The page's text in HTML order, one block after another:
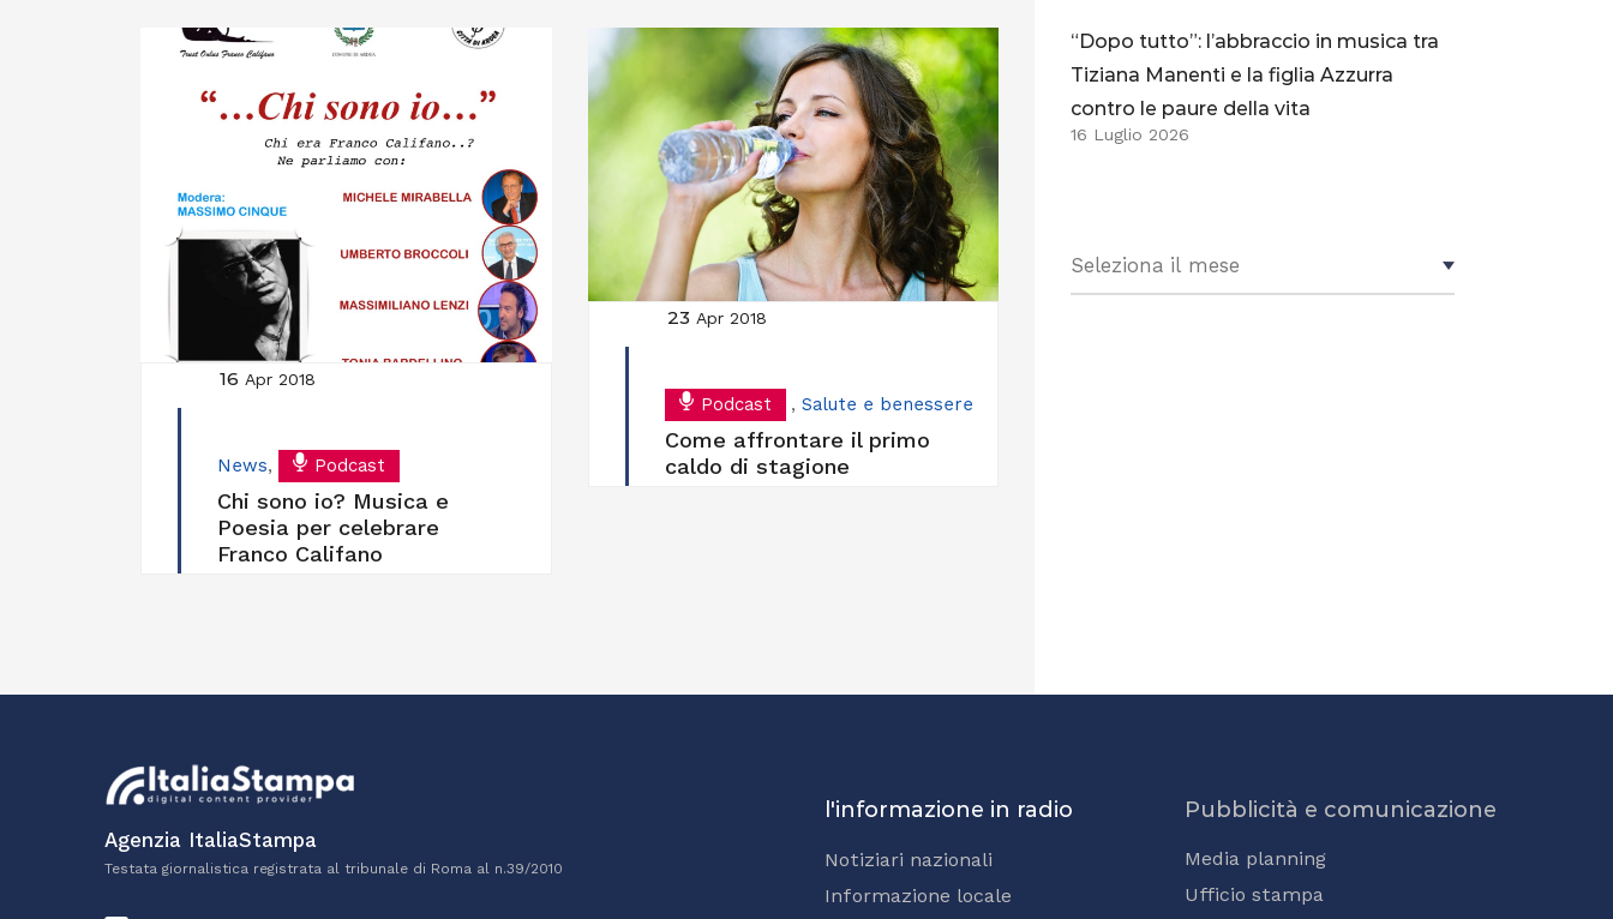
16 Apr 2018
News, Podcast
Chi sono io? Musica e
Poesia per celebrare
Franco Califano
23 Apr 2018
Podcast , Salute e benessere
Come affrontare il primo
caldo di stagione
“Dopo tutto”: l’abbraccio in musica tra
Tiziana Manenti e la figlia Azzurra
contro le paure della vita
16 Luglio 2026
Agenzia ItaliaStampa
Testata giornalistica registrata al tribunale di Roma al n.39/2010
l'informazione in radio
Notiziari nazionali
Informazione locale
Pubblicità e comunicazione
Media planning
Ufficio stampa